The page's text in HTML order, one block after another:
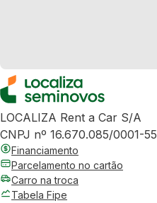
LOCALIZA Rent a Car S/A
CNPJ nº 16.670.085/0001-55
Financiamento
Parcelamento no cartão
Carro na troca
Tabela Fipe